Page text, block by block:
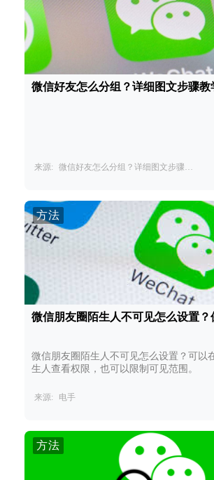
微信好友怎么分组？详细图文步骤教
来源: 微信好友怎么分组？详细图文步骤教学，快速管理微信好友。
方法
微信朋友圈陌生人不可见怎么设置？
微信朋友圈陌生人不可见怎么设置？可以
生人查看权限，也可以限制可见范围。
来源: 电手
方法